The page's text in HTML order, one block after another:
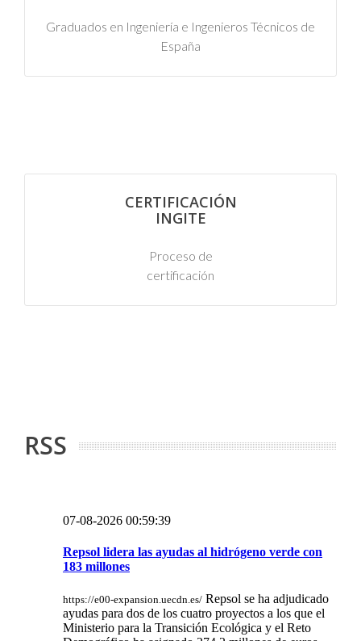
Graduados en Ingeniería e Ingenieros Técnicos de
España
CERTIFICACIÓN
INGITE
Proceso de
certificación
RSS